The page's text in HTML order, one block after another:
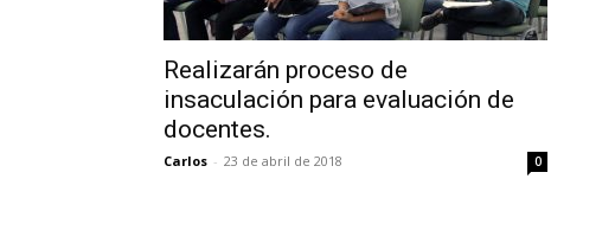
Realizarán proceso de
insaculación para evaluación de
docentes.
Carlos - 23 de abril de 2018 0